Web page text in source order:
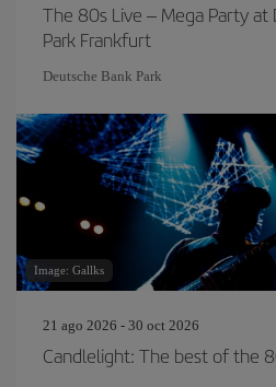
The 80s Live – Mega Party at
Park Frankfurt
Deutsche Bank Park
Image: Gallks
21 ago 2026 - 30 oct 2026
Candlelight: The best of the